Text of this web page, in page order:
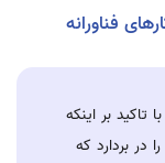
فناورانه
تاکید بر اینکه
بردارد که